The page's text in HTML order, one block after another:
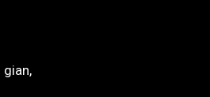
gian,